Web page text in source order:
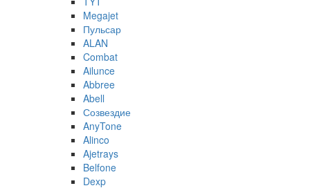
Megajet
Пульсар
ALAN
Combat
Ailunce
Abbree
Abell
Созвездие
AnyTone
Alinco
Ajetrays
Belfone
Dexp